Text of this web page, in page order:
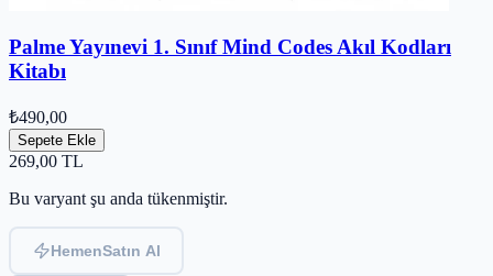
Palme Yayınevi 1. Sınıf Mind Codes Akıl Kodları
Kitabı
₺490,00
Sepete Ekle
269,00 TL
Bu varyant şu anda tükenmiştir.
HemenSatın Al